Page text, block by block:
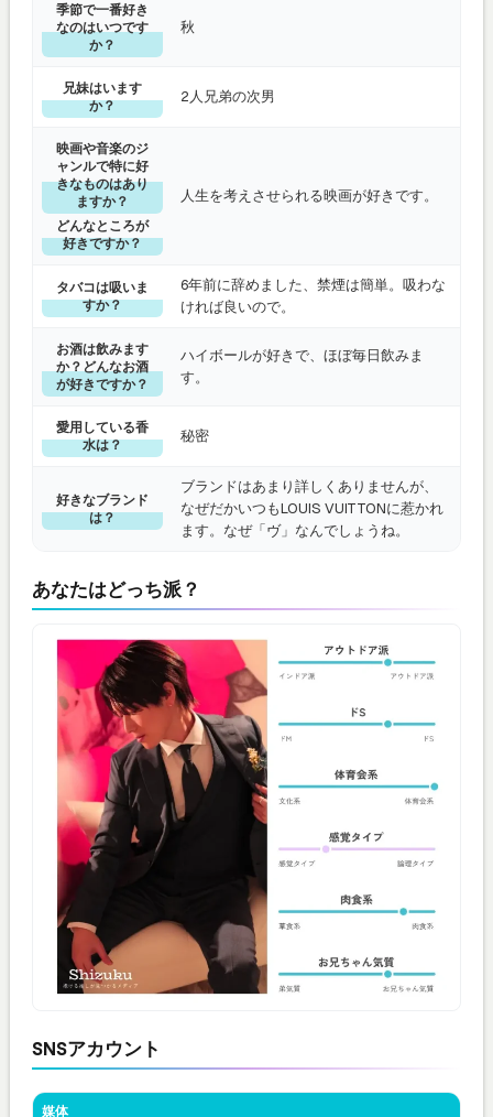
季節で一番好き
なのはいつです
か？
秋
兄妹はいます
か？
2人兄弟の次男
映画や音楽のジ
ャンルで特に好
きなものはあり
ますか？
どんなところが
好きですか？
人生を考えさせられる映画が好きです。
タバコは吸いま
すか？
6年前に辞めました、禁煙は簡単。吸わな
ければ良いので。
お酒は飲みます
か？どんなお酒
が好きですか？
ハイボールが好きで、ほぼ毎日飲みま
す。
愛用している香
水は？
秘密
好きなブランド
は？
ブランドはあまり詳しくありませんが、
なぜだかいつもLOUIS VUITTONに惹かれ
ます。なぜ「ヴ」なんでしょうね。
あなたはどっち派？
SNSアカウント
媒体